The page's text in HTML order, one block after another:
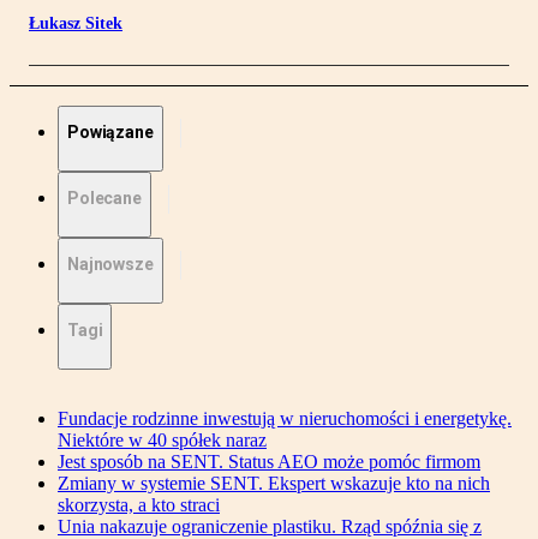
Łukasz Sitek
Powiązane
Polecane
Najnowsze
Tagi
Fundacje rodzinne inwestują w nieruchomości i energetykę.
Niektóre w 40 spółek naraz
Jest sposób na SENT. Status AEO może pomóc firmom
Zmiany w systemie SENT. Ekspert wskazuje kto na nich
skorzysta, a kto straci
Unia nakazuje ograniczenie plastiku. Rząd spóźnia się z